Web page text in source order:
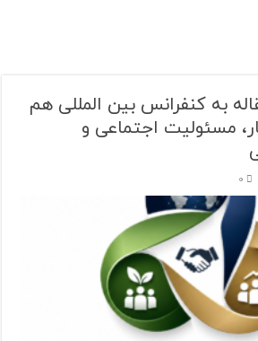
به کنفرانس بین المللی هم
مسئولیت اجتماعی و
0